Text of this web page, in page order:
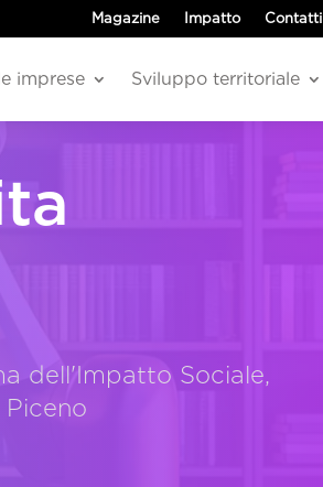
Magazine Impatto Contatti
imprese Sviluppo territoriale
dell'Impatto Sociale,